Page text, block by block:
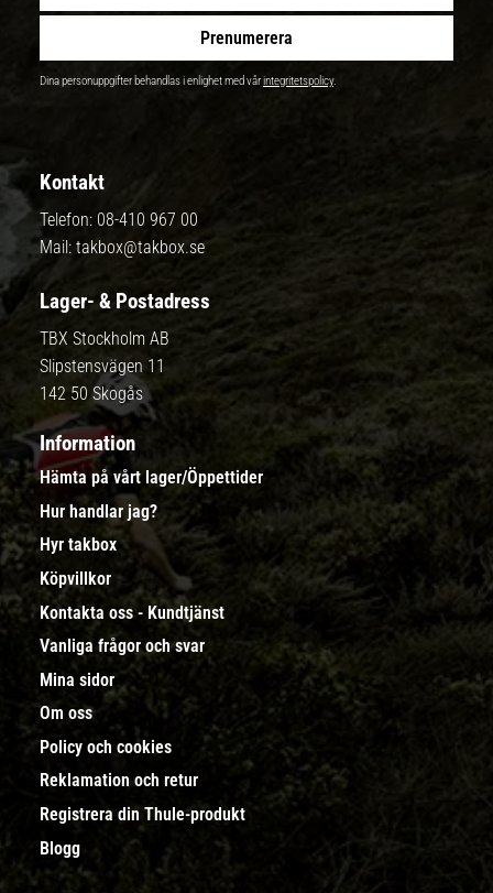
Prenumerera
Dina personuppgifter behandlas i enlighet med vårintegritetspolicy.
Kontakt
Telefon: 08-410 967 00
Mail: takbox@takbox.se
Lager- & Postadress
TBX Stockholm AB
Slipstensvägen 11
142 50 Skogås
Information
Hämta på vårt lager/Öppettider
Hur handlar jag?
Hyr takbox
Köpvillkor
Kontakta oss - Kundtjänst
Vanliga frågor och svar
Mina sidor
Om oss
Policy och cookies
Reklamation och retur
Registrera din Thule-produkt
Blogg